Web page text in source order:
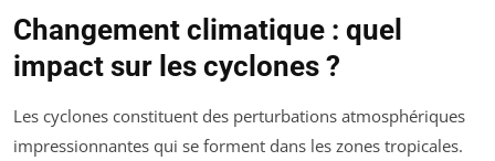
Changement climatique : quel
impact sur les cyclones ?
Les cyclones constituent des perturbations atmosphériques
impressionnantes qui se forment dans les zones tropicales.